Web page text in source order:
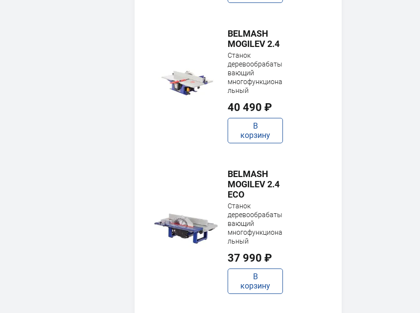
BELMASH
MOGILEV 2.4
Станок
деревообрабаты
вающий
многофункциона
льный
40 490 ₽
В
корзину
BELMASH
MOGILEV 2.4
ECO
Станок
деревообрабаты
вающий
многофункциона
льный
37 990 ₽
В
корзину